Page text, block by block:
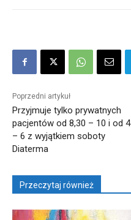
Poprzedni artykuł
Przyjmuje tylko prywatnych
pacjentów od 8,30 – 10 i od 4
– 6 z wyjątkiem soboty
Diaterma
Przeczytaj również